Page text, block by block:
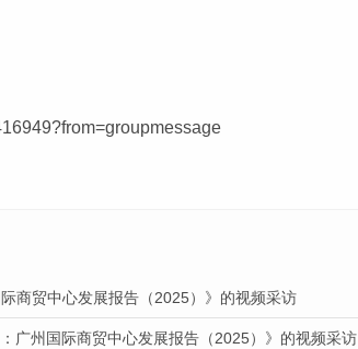
商贸中心发展报告（2025）》的视频采访
广州国际商贸中心发展报告（2025）》的视频采访